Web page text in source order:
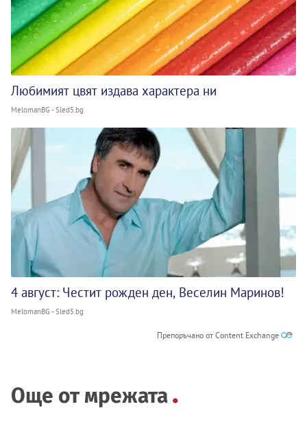
Любимият цвят издава характера ни
MelomanBG - Sled5.bg
4 август: Честит рожден ден, Веселин Маринов!
MelomanBG - Sled5.bg
Препоръчано от Content Exchange
Още от мрежата